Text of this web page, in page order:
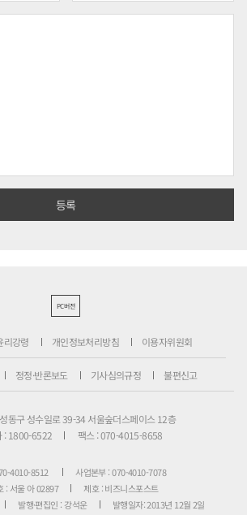
PC버전
리강령 개인정보처리방침 이용자위원회
정정·반론보도 기사심의규정 불편신고
동구 성수일로 39-34 서울숲더스페이스 12층
: 1800-6522
팩스 : 070-4015-8658
4010-8512
사업본부 : 070-4010-7078
: 서울 아 02897
제호 : 비즈니스포스트
발행·편집인 : 강석운
발행일자: 2013년 12월 2일